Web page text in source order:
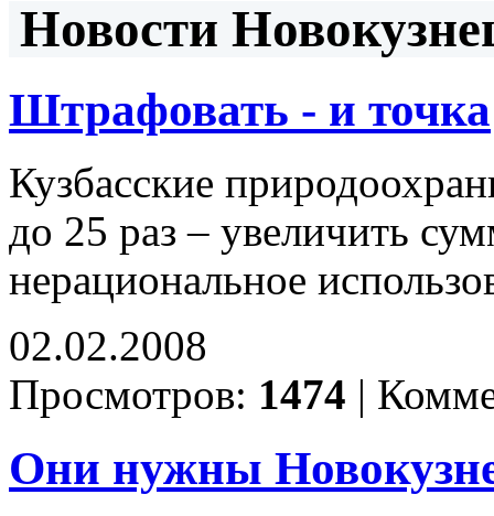
Новости
Штрафовать - и точка
Кузбасские
до 25 раз – увеличить
нерациональное
02.02.2008
Просмотров: 1474 |
Они нужны